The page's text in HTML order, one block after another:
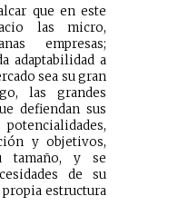
que en este
las micro,
empresas;
adaptabilidad a
sea su gran
las grandes
defiendan sus
y objetivos,
tamaño, y se
de su
propia estructura